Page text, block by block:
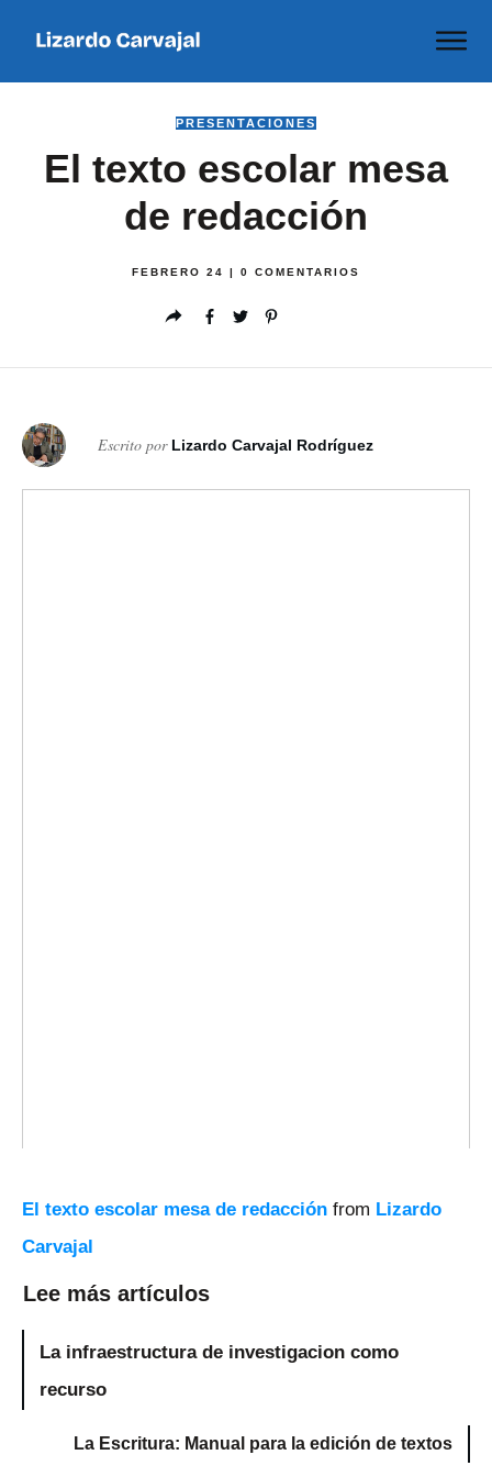
PRESENTACIONES
El texto escolar mesa
de redacción
FEBRERO 24 | 0 COMENTARIOS
Escrito por Lizardo Carvajal Rodríguez
El texto escolar mesa de redacción from Lizardo
Carvajal
Lee más artículos
La infraestructura de investigacion como
recurso
La Escritura: Manual para la edición de textos